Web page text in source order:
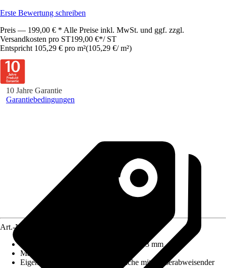
Erste Bewertung schreiben
Preis — 199,00 € * Alle Preise inkl. MwSt. und ggf. zzgl.
Versandkosten pro ST199,00 €*/ ST
Entspricht 105,29 € pro m²(105,29 €/ m²)
10 Jahre Garantie
Garantiebedingungen
Art.-Nr.
2100 mm x 900 mm x 3 mm
Material
Eigenschaft
Hygienische Oberfläche mit wasserabweisender